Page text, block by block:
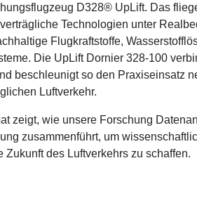
D328® UpLift. Das
Technologien unter
Flugkraftstoffe,
Die UpLift Dornier 328-100
beschleunigt so den Praxiseinsatz
Luftverkehr.
zeigt, wie unsere Forschung
zusammenführt, um
Zukunft des Luftverkehrs zu schaffen.